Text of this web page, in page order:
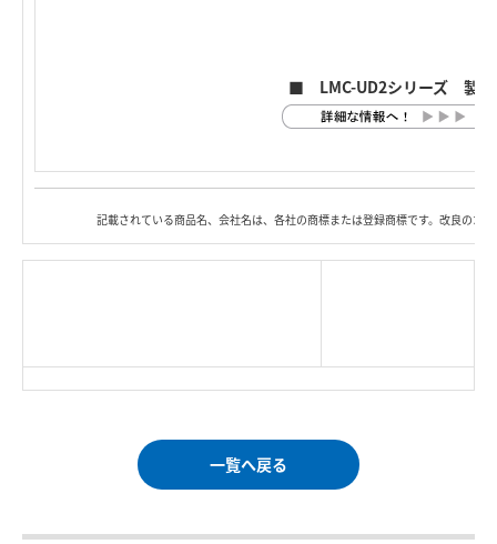
■ LMC-UD2シリーズ 製
記載されている商品名、会社名は、各社の商標または登録商標です。改良のた
一覧へ戻る